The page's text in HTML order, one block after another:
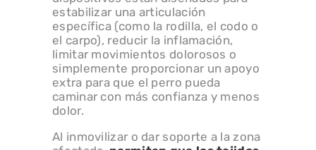
estabilizar una articulación
específica (como la rodilla, el codo o
el carpo), reducir la inflamación,
limitar movimientos dolorosos o
simplemente proporcionar un apoyo
extra para que el perro pueda
caminar con más confianza y menos
dolor.
Al inmovilizar o dar soporte a la zona